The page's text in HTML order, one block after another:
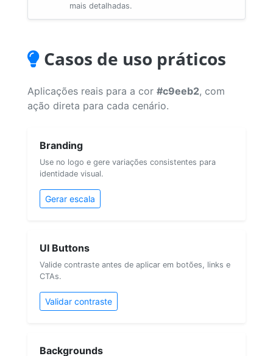
mais detalhadas.
Casos de uso práticos
Aplicações reais para a cor #c9eeb2, com
ação direta para cada cenário.
Branding
Use no logo e gere variações consistentes para
identidade visual.
Gerar escala
UI Buttons
Valide contraste antes de aplicar em botões, links e
CTAs.
Validar contraste
Backgrounds